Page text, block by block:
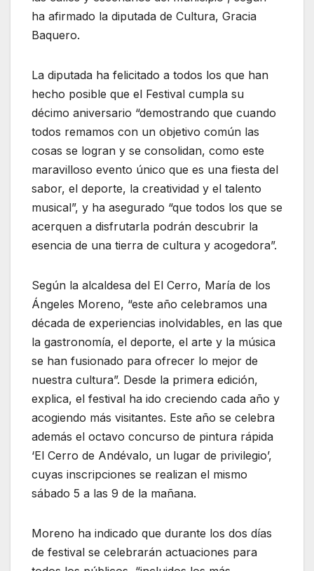
ha afirmado la diputada de Cultura, Gracia
Baquero.
La diputada ha felicitado a todos los que han
hecho posible que el Festival cumpla su
décimo aniversario “demostrando que cuando
todos remamos con un objetivo común las
cosas se logran y se consolidan, como este
maravilloso evento único que es una fiesta del
sabor, el deporte, la creatividad y el talento
musical”, y ha asegurado “que todos los que se
acerquen a disfrutarla podrán descubrir la
esencia de una tierra de cultura y acogedora”.
Según la alcaldesa del El Cerro, María de los
Ángeles Moreno, “este año celebramos una
década de experiencias inolvidables, en las que
la gastronomía, el deporte, el arte y la música
se han fusionado para ofrecer lo mejor de
nuestra cultura”. Desde la primera edición,
explica, el festival ha ido creciendo cada año y
acogiendo más visitantes. Este año se celebra
además el octavo concurso de pintura rápida
‘El Cerro de Andévalo, un lugar de privilegio’,
cuyas inscripciones se realizan el mismo
sábado 5 a las 9 de la mañana.
Moreno ha indicado que durante los dos días
de festival se celebrarán actuaciones para